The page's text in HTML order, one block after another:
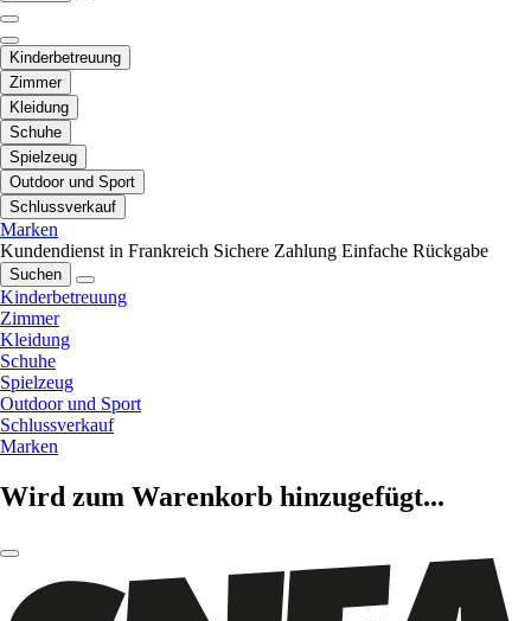
Kinderbetreuung
Zimmer
Kleidung
Schuhe
Spielzeug
Outdoor und Sport
Schlussverkauf
Marken
Kundendienst in Frankreich Sichere Zahlung Einfache Rückgabe
Suchen
Kinderbetreuung
Zimmer
Kleidung
Schuhe
Spielzeug
Outdoor und Sport
Schlussverkauf
Marken
Wird zum Warenkorb hinzugefügt...